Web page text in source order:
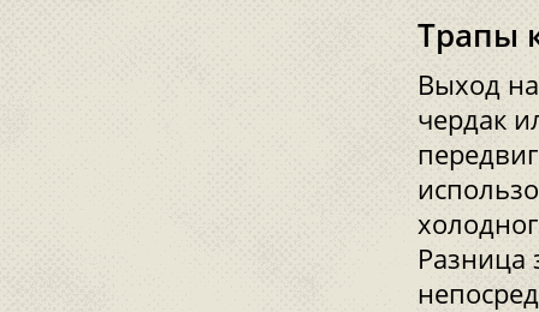
Трапы
Выход
чердак
Разница